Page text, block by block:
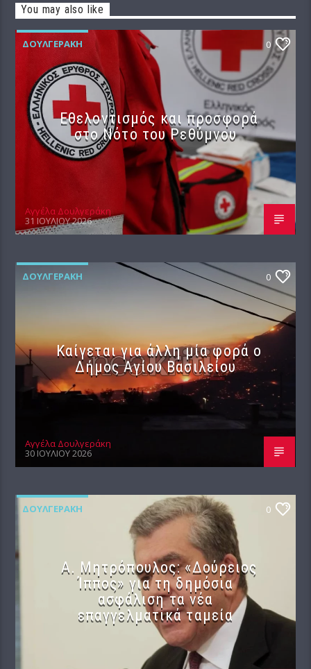
You may also like
ΔΟΥΛΓΕΡΆΚΗ 0
Εθελοντισμός και προσφορά
στο Νότο του Ρεθύμνου
Αγγέλα Δουλγεράκη
31 ΙΟΥΛΊΟΥ 2026
ΔΟΥΛΓΕΡΆΚΗ 0
Καίγεται για άλλη μία φορά ο
Δήμος Αγίου Βασιλείου
Αγγέλα Δουλγεράκη
30 ΙΟΥΛΊΟΥ 2026
ΔΟΥΛΓΕΡΆΚΗ 0
Α. Μητρόπουλος: «Δούρειος
Ίππος» για τη δημόσια
ασφάλιση τα νέα
επαγγελματικά ταμεία